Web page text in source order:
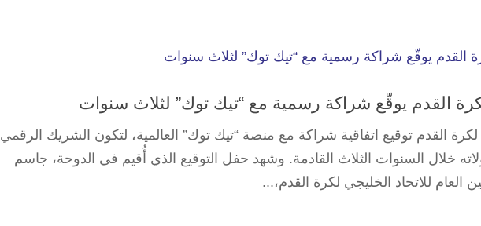
لكرة القدم يوقّع شراكة رسمية مع “تيك توك” لثلاث سنوات
لكرة القدم توقيع اتفاقية شراكة مع منصة “تيك توك” العالمية، لتكون الشريك الرقمي
خلال السنوات الثلاث القادمة. وشهد حفل التوقيع الذي أُقيم في الدوحة، جاسم
العام للاتحاد الخليجي لكرة القدم،...